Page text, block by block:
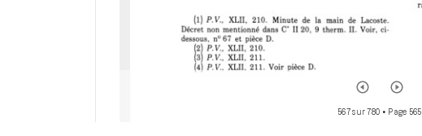
567 sur 780 • Page 565